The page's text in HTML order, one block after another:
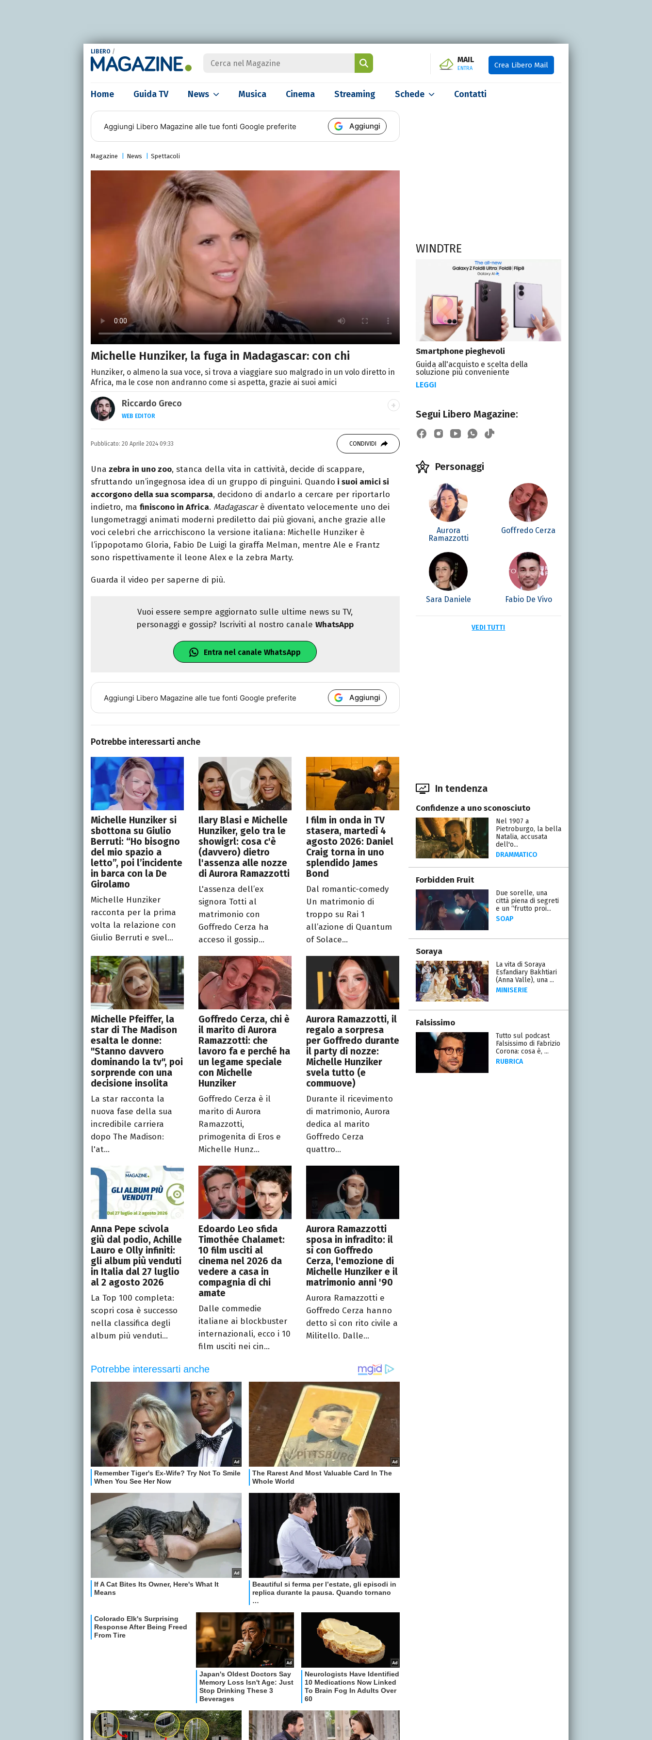
LIBERO /
MAIL
ENTRA Crea Libero Mail
Home Guida TV News Musica Cinema Streaming Schede Contatti
Aggiungi Libero Magazine alle tue fonti Google preferite Aggiungi
Magazine News Spettacoli
Michelle Hunziker, la fuga in Madagascar: con chi
Hunziker, o almeno la sua voce, si trova a viaggiare suo malgrado in un volo diretto in
Africa, ma le cose non andranno come si aspetta, grazie ai suoi amici
Riccardo Greco
WEB EDITOR
LINKEDIN
Si avvicina all'editoria studiando all'IED come Fashion Editor. Si
specializza poi in Comunicazione digitale, Giornalismo e Nuovi media
presso La Sapienza, collaborando con alcune testate ed uffici stampa.
Pubblicato: 20 Aprile 2024 09:33 CONDIVIDI
Una zebra in uno zoo, stanca della vita in cattività, decide di scappare,
sfruttando un’ingegnosa idea di un gruppo di pinguini. Quando i suoi amici si
accorgono della sua scomparsa, decidono di andarlo a cercare per riportarlo
indietro, ma finiscono in Africa. Madagascarè diventato velocemente uno dei
lungometraggi animati moderni prediletto dai più giovani, anche grazie alle
voci celebri che arricchiscono la versione italiana: Michelle Hunziker è
l’ippopotamo Gloria, Fabio De Luigi la giraffa Melman, mentre Ale e Frantz
sono rispettivamente il leone Alex e la zebra Marty.
Guarda il video per saperne di più.
Vuoi essere sempre aggiornato sulle ultime news su TV,
personaggi e gossip? Iscriviti al nostro canaleWhatsApp
Entra nel canale WhatsApp
Aggiungi Libero Magazine alle tue fonti Google preferite Aggiungi
Potrebbe interessarti anche
Michelle Hunziker si
sbottona su Giulio
Berruti: “Ho bisogno
del mio spazio a
letto”, poi l’incidente
in barca con la De
Girolamo
Michelle Hunziker
racconta per la prima
volta la relazione con
Giulio Berruti e svel...
Ilary Blasi e Michelle
Hunziker, gelo tra le
showigrl: cosa c'è
(davvero) dietro
l'assenza alle nozze
di Aurora Ramazzotti
L'assenza dell’ex
signora Totti al
matrimonio con
Goffredo Cerza ha
acceso il gossip...
I film in onda in TV
stasera, martedì 4
agosto 2026: Daniel
Craig torna in uno
splendido James
Bond
Dal romantic-comedy
Un matrimonio di
troppo su Rai 1
all’azione di Quantum
of Solace...
Michelle Pfeiffer, la
star di The Madison
esalta le donne:
"Stanno davvero
dominando la tv", poi
sorprende con una
decisione insolita
La star racconta la
nuova fase della sua
incredibile carriera
dopo The Madison:
l'at...
Goffredo Cerza, chi è
il marito di Aurora
Ramazzotti: che
lavoro fa e perché ha
un legame speciale
con Michelle
Hunziker
Goffredo Cerza è il
marito di Aurora
Ramazzotti,
primogenita di Eros e
Michelle Hunz...
Aurora Ramazzotti, il
regalo a sorpresa
per Goffredo durante
il party di nozze:
Michelle Hunziker
svela tutto (e
commuove)
Durante il ricevimento
di matrimonio, Aurora
dedica al marito
Goffredo Cerza
quattro...
Anna Pepe scivola
giù dal podio, Achille
Lauro e Olly infiniti:
gli album più venduti
in Italia dal 27 luglio
al 2 agosto 2026
La Top 100 completa:
scopri cosa è successo
nella classifica degli
album più venduti...
Edoardo Leo sfida
Timothée Chalamet:
10 film usciti al
cinema nel 2026 da
vedere a casa in
compagnia di chi
amate
Dalle commedie
italiane ai blockbuster
internazionali, ecco i 10
film usciti nei cin...
Aurora Ramazzotti
sposa in infradito: il
sì con Goffredo
Cerza, l'emozione di
Michelle Hunziker e il
matrimonio anni '90
Aurora Ramazzotti e
Goffredo Cerza hanno
detto sì con rito civile a
Militello. Dalle...
WINDTRE
Smartphone pieghevoli
Guida all'acquisto e scelta della
soluzione più conveniente
LEGGI
Segui Libero Magazine:
Personaggi
Aurora
Ramazzotti
Goffredo Cerza
Sara Daniele Fabio De Vivo
VEDI TUTTI
In tendenza
Confidenze a uno sconosciuto
Nel 1907 a
Pietroburgo, la bella
Natalia, accusata
dell'o...
DRAMMATICO
Forbidden Fruit
Due sorelle, una
città piena di segreti
e un “frutto proi...
SOAP
Soraya
La vita di Soraya
Esfandiary Bakhtiari
(Anna Valle), una ...
MINISERIE
Falsissimo
Tutto sul podcast
Falsissimo di Fabrizio
Corona: cosa è, ...
RUBRICA